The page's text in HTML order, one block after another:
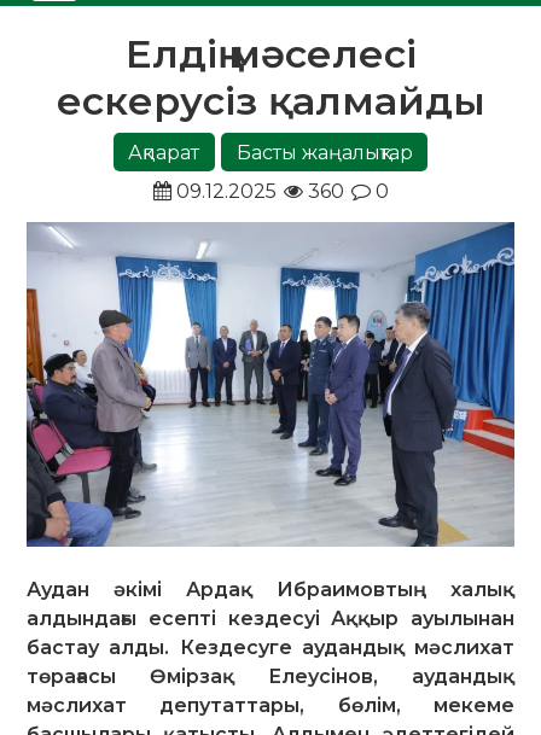
Елдің мәселесі
ескерусіз қалмайды
Ақпарат
Басты жаңалықтар
09.12.2025
360 0
Аудан әкімі Ардақ Ибраимовтың халық
алдындағы есепті кездесуі Аққыр ауылынан
бастау алды. Кездесуге аудандық мәслихат
төрағасы Өмірзақ Елеусінов, аудандық
мәслихат депутаттары, бөлім, мекеме